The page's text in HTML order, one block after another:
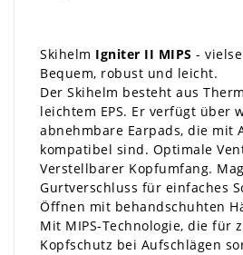
Skihelm Igniter II MIPS -
Bequem, robust und leicht.
Der Skihelm besteht aus
leichtem EPS. Er verfügt über
abnehmbare Earpads, die mit
kompatibel sind. Optimale
Verstellbarer Kopfumfang.
Gurtverschluss für einfaches
Öffnen mit behandschuhten
Mit MIPS-Technologie, die für
Kopfschutz bei Aufschlägen